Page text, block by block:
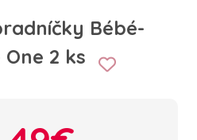
Bébé-
2 ks